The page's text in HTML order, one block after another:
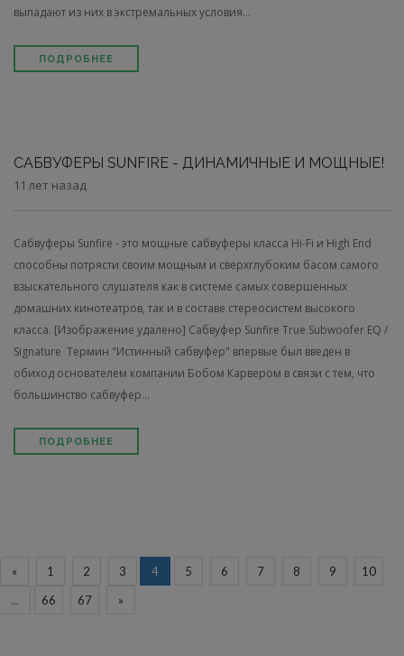
выпадают из них в экстремальных условия...
ПОДРОБНЕЕ
САБВУФЕРЫ SUNFIRE - ДИНАМИЧНЫЕ И МОЩНЫЕ!
11 лет назад
Сабвуферы Sunfire - это мощные сабвуферы класса Hi-Fi и High End
способны потрясти своим мощным и сверхглубоким басом самого
взыскательного слушателя как в системе самых совершенных
домашних кинотеатров, так и в составе стереосистем высокого
класса. [Изображение удалено] Сабвуфер Sunfire True Subwoofer EQ /
Signature Термин "Истинный сабвуфер" впервые был введен в
обиход основателем компании Бобом Карвером в связи с тем, что
большинство сабвуфер...
ПОДРОБНЕЕ
« 1 2 3 4 5 6 7 8 9
10
...
66 67 »